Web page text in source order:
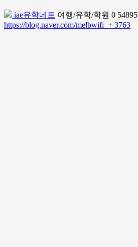
iae유학네트 여행/유학/학원 0 54895
https://blog.naver.com/melbwifi + 3763